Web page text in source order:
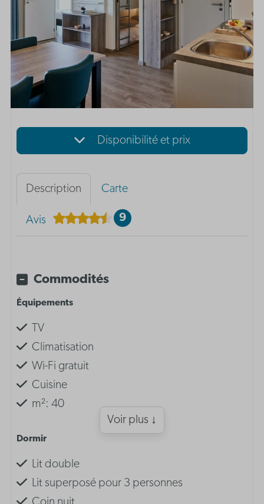
Disponibilité et prix
Description Carte
Avis 9
Commodités
Équipements
TV
Climatisation
Wi-Fi gratuit
Cuisine
m²: 40
Dormir
Lit double
Lit superposé pour 3 personnes
Voir plus ↓